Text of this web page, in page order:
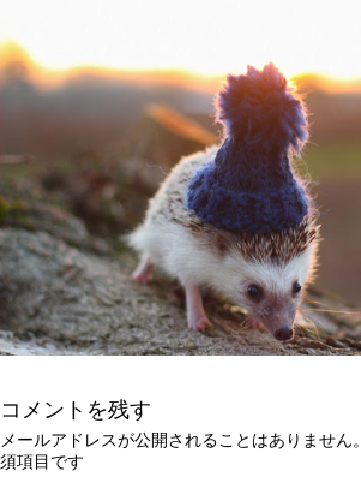
コメントを残す
メールアドレスが公開されることはありません。
須項目です